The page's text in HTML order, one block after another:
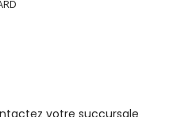
votre succursale